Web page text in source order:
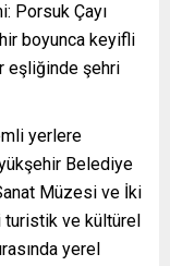
Porsuk Çayı
boyunca keyifli
eşliğinde şehri
yerlere
Belediye
Müzesi ve İki
ve kültürel
yerel